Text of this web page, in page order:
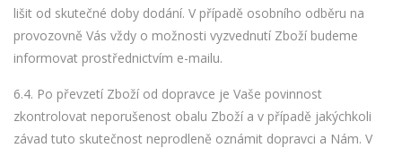
lišit od skutečné doby dodání. V případě osobního odběru na
provozovně Vás vždy o možnosti vyzvednutí Zboží budeme
informovat prostřednictvím e-mailu.
6.4. Po převzetí Zboží od dopravce je Vaše povinnost
zkontrolovat neporušenost obalu Zboží a v případě jakýchkoli
závad tuto skutečnost neprodleně oznámit dopravci a Nám. V